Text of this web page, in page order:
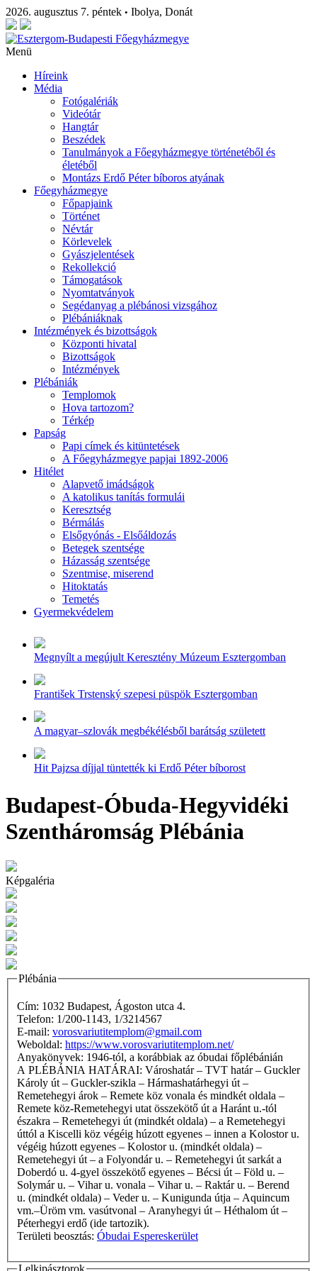
2026. augusztus 7. péntek • Ibolya, Donát
Menü
Híreink
Média
Fotógalériák
Videótár
Hangtár
Beszédek
Tanulmányok a Főegyházmegye történetéből és
életéből
Montázs Erdő Péter bíboros atyának
Főegyházmegye
Főpapjaink
Történet
Névtár
Körlevelek
Gyászjelentések
Rekollekció
Támogatások
Nyomtatványok
Segédanyag a plébánosi vizsgához
Plébániáknak
Intézmények és bizottságok
Központi hivatal
Bizottságok
Intézmények
Plébániák
Templomok
Hova tartozom?
Térkép
Papság
Papi címek és kitüntetések
A Főegyházmegye papjai 1892-2006
Hitélet
Alapvető imádságok
A katolikus tanítás formulái
Keresztség
Bérmálás
Elsőgyónás - Elsőáldozás
Betegek szentsége
Házasság szentsége
Szentmise, miserend
Hitoktatás
Temetés
Gyermekvédelem
Megnyílt a megújult Keresztény Múzeum Esztergomban
František Trstenský szepesi püspök Esztergomban
A magyar–szlovák megbékélésből barátság született
Hit Pajzsa díjjal tüntették ki Erdő Péter bíborost
Budapest-Óbuda-Hegyvidéki
Szentháromság Plébánia
Képgaléria
Plébánia
Cím: 1032 Budapest, Ágoston utca 4.
Telefon: 1/200-1143, 1/3214567
E-mail: vorosvariutitemplom@gmail.com
Weboldal: https://www.vorosvariutitemplom.net/
Anyakönyvek: 1946-tól, a korábbiak az óbudai főplébánián
A PLÉBÁNIA HATÁRAI: Városhatár – TVT határ – Guckler
Károly út – Guckler-szikla – Hármashatárhegyi út –
Remetehegyi árok – Remete köz vonala és mindkét oldala –
Remete köz-Remetehegyi utat összekötő út a Haránt u.-tól
északra – Remetehegyi út (mindkét oldala) – a Remetehegyi
úttól a Kiscelli köz végéig húzott egyenes – innen a Kolostor u.
végéig húzott egyenes – Kolostor u. (mindkét oldala) –
Remetehegyi út – a Folyondár u. – Remetehegyi út sarkát a
Doberdó u. 4-gyel összekötő egyenes – Bécsi út – Föld u. –
Solymár u. – Vihar u. vonala – Vihar u. – Raktár u. – Berend
u. (mindkét oldala) – Veder u. – Kunigunda útja – Aquincum
vm.–Üröm vm. vasútvonal – Aranyhegyi út – Héthalom út –
Péterhegyi erdő (ide tartozik).
Területi beosztás: Óbudai Espereskerület